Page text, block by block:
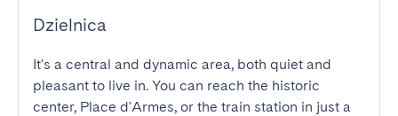
Dzielnica
It's a central and dynamic area, both quiet and
pleasant to live in. You can reach the historic
center, Place d'Armes, or the train station in just a